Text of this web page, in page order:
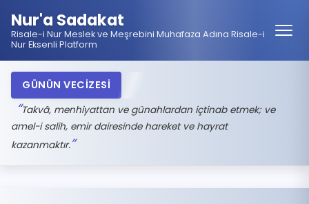
Nur'a Sadakat
Risale-i Nur Meslek ve Meşrebini Muhafaza Adına Risale-i
Nur Eksenli Platform
GÜNÜN VECİZESİ
Takvâ, menhiyattan ve günahlardan içtinab etmek; ve
amel-i salih, emir dairesinde hareket ve hayrat
kazanmaktır.